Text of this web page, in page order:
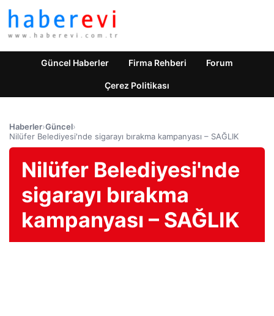
Güncel Haberler Firma Rehberi Forum
Çerez Politikası
Haberler›Güncel›
Nilüfer Belediyesi'nde sigarayı bırakma kampanyası – SAĞLIK
Nilüfer Belediyesi'nde
sigarayı bırakma
kampanyası – SAĞLIK